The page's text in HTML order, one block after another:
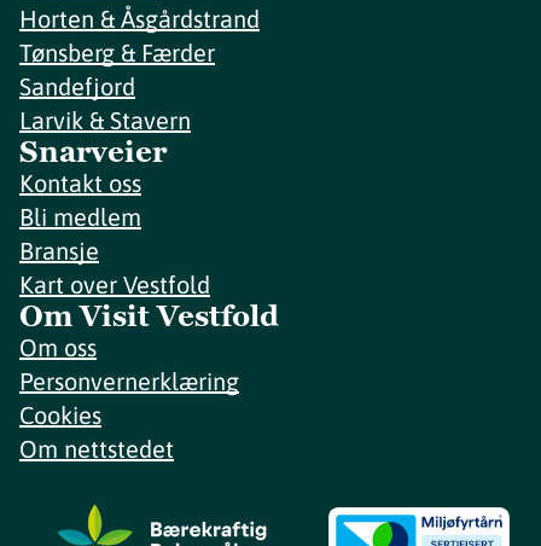
Horten & Åsgårdstrand
Tønsberg & Færder
Sandefjord
Larvik & Stavern
Snarveier
Kontakt oss
Bli medlem
Bransje
Kart over Vestfold
Om Visit Vestfold
Om oss
Personvernerklæring
Cookies
Om nettstedet